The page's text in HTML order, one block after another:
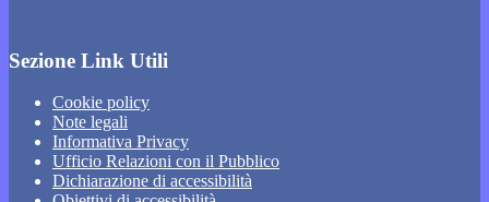
Sezione Link Utili
Cookie policy
Note legali
Informativa Privacy
Ufficio Relazioni con il Pubblico
Dichiarazione di accessibilità